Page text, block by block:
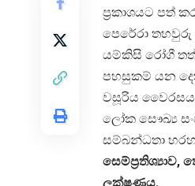
ප්‍රකාශයට පත්
පෙරේරා තහවුරු
යම්කිසි රෝගී
පහසුකම් යන
වසූරිය
ලෝක සෞඛ්‍ය
සම්බන්ධතා
ලක්ෂණය.